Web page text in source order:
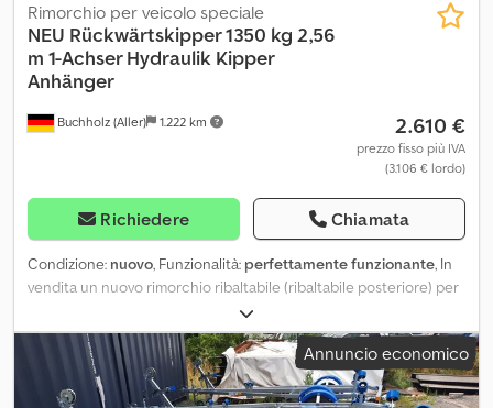
Buchholz (Aller) 1.222 km
Rimorchio per veicolo speciale
NEU Rückwärtskipper 1350 kg 2,56
m 1-Achser Hydraulik Kipper
Anhänger
2.610 €
prezzo fisso più IVA
(3.106 € lordo)
Richiedere Chiamata
Condizione: nuovo, Funzionalità: perfettamente funzionante, In
vendita un nuovo rimorchio ribaltabile (ribaltabile posteriore) per
uso professionale nei settori edilizia, industria e trasporti. Il
rimorchio colpisce per la sua struttura robusta, la funzione di
ribaltamento idraulico e le molteplici possibilità di impiego –
ideale per materiali sfusi, macchinari e materiali da cantiere. 🔧
Dati tecnici: Codpfx Amezqu A Ejuoha Tipo: Ribaltabile posteriore
Annuncio economico